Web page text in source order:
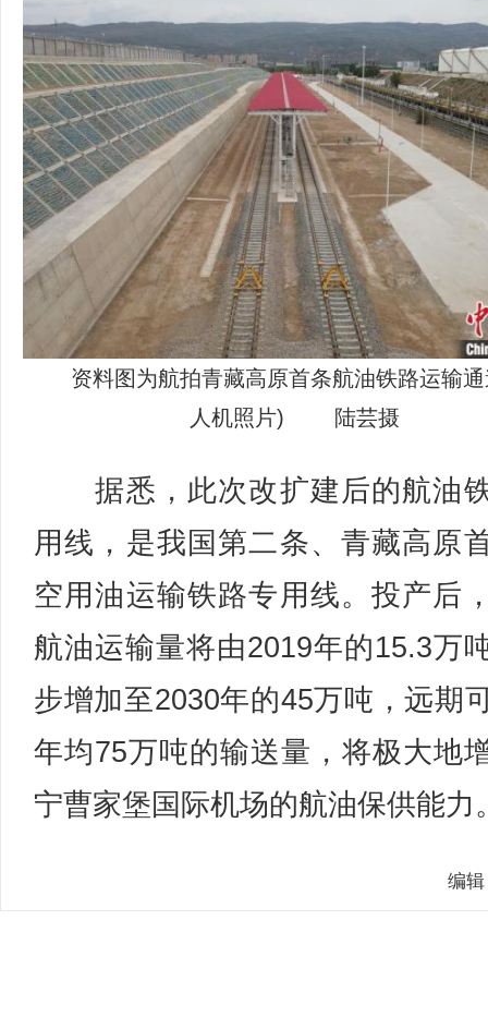
资料图为航拍青藏高原首条航油铁路运输
人机照片) 陆芸摄
据悉，此次改扩建后的航油
用线，是我国第二条、青藏高原
空用油运输铁路专用线。投产后
航油运输量将由2019年的15.3万
步增加至2030年的45万吨，远期
年均75万吨的输送量，将极大地
宁曹家堡国际机场的航油保供能力
编